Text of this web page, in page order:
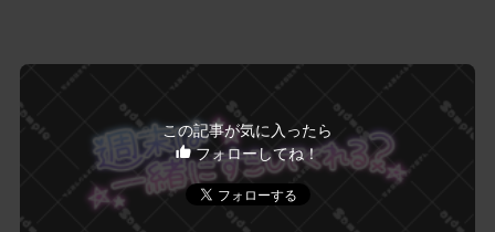
この記事が気に入ったら
フォローしてね！